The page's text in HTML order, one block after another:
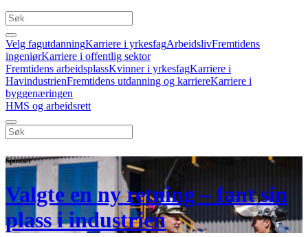
Velg fagutdanningKarriere i yrkesfagArbeidslivFremtidens
ingeniørKarriere i offentlig sektor
Fremtidens arbeidsplassKvinner i yrkesfagKarriere i
HavindustrienFremtidens utdanning og karriereKarriere i
byggenæringen
HMS og arbeidsrett
Sponset
Valgte en ny retning – fant sin
plass i industrien